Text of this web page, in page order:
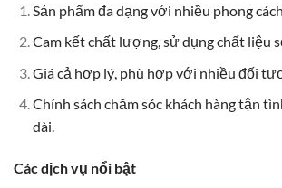
Sản phẩm đa dạng với nhiều phong
Cam kết chất lượng, sử dụng chất liệu
Giá cả hợp lý, phù hợp với nhiều đối
Chính sách chăm sóc khách hàng tận
dài.
Các dịch vụ nổi bật